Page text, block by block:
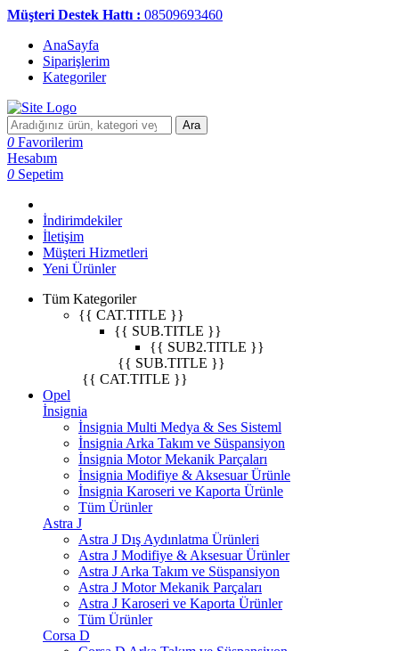
Müşteri Destek Hattı : 08509693460
AnaSayfa
Siparişlerim
Kategoriler
Ara
0 Favorilerim
Hesabım
0 Sepetim
İndirimdekiler
İletişim
Müşteri Hizmetleri
Yeni Ürünler
Tüm Kategoriler
{{ CAT.TITLE }}
{{ SUB.TITLE }}
{{ SUB2.TITLE }}
{{ SUB.TITLE }}
{{ CAT.TITLE }}
Opel
İnsignia
İnsignia Multi Medya & Ses Sisteml
İnsignia Arka Takım ve Süspansiyon
İnsignia Motor Mekanik Parçaları
İnsignia Modifiye & Aksesuar Ürünle
İnsignia Karoseri ve Kaporta Ürünle
Tüm Ürünler
Astra J
Astra J Dış Aydınlatma Ürünleri
Astra J Modifiye & Aksesuar Ürünler
Astra J Arka Takım ve Süspansiyon
Astra J Motor Mekanik Parçaları
Astra J Karoseri ve Kaporta Ürünler
Tüm Ürünler
Corsa D